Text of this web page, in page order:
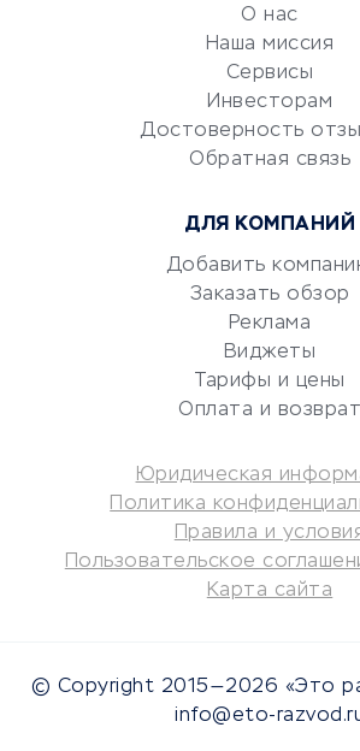
документооборот
Юридические компании
Аудиторские компании
Бухгалтерия онлайн
Потребительские кредиты
Кредитные карты
Дебетовые карты
Микрофинансовые
Улучшение кредитной
О нас
Наша миссия
Сервисы
Инвесторам
Достоверность
Обратная связь
ДЛЯ КОМПАНИЙ
Добавить
Заказать обзор
Реклама
Виджеты
Тарифы и цены
Оплата и возврат
Юридическая
Политика
Правила и
Пользовательское
Карта сайта
© Copyright 2015—2026 «Это
info@eto-